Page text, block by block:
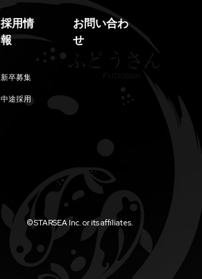
採用情
報
新卒募集
中途採⽤
お問い合わ
せ
© STARSEA Inc. or its affiliates.